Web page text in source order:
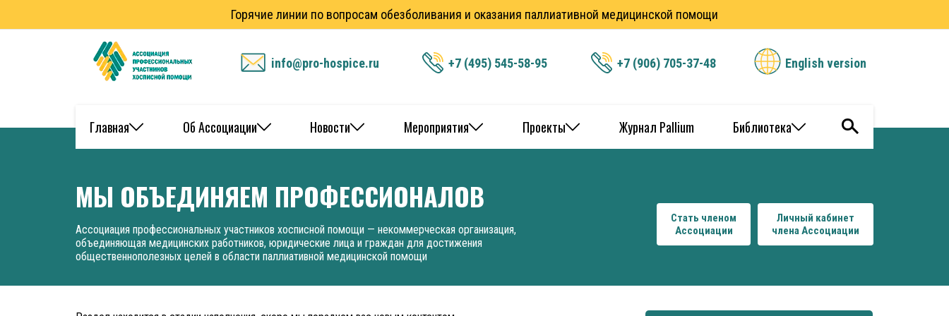
Горячие линии по вопросам обезболивания и оказания паллиативной медицинской помощи
info@pro-hospice.ru +7 (495) 545-58-95 +7 (906) 705-37-48 English version
Главная Об Ассоциации Новости Мероприятия Проекты Журнал Pallium Библиотека
МЫ ОБЪЕДИНЯЕМ ПРОФЕССИОНАЛОВ
Ассоциация профессиональных участников хосписной помощи — некоммерческая организация,
объединяющая медицинских работников, юридические лица и граждан для достижения
общественнополезных целей в области паллиативной медицинской помощи
Стать членом
Ассоциации
Личный кабинет
члена Ассоциации